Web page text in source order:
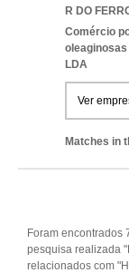
R DO
Comércio
LDA
Ver
Matches in
Foram encontrados
pesquisa realizada
relacionados com